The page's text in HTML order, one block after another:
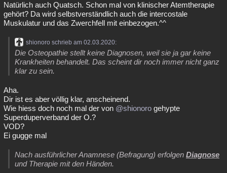
Natürlich auch Quatsch. Schon mal von klinischer Atemtherapie
gehört? Da wird selbstverständlich auch die intercostale
Muskulatur und das Zwerchfell mit einbezogen.^^
shionoro schrieb am 02.03.2020:
Die Osteopathie stellt keine Diagnosen, weil sie ja gar keine
Krankheiten behandelt. Das scheint dir noch immer nicht ganz
klar zu sein.
Aha.
Dir ist es aber völlig klar, anscheinend.
Wie hiess doch noch mal der von @shionoro gehypte
Superduperverband der O.?
VOD?
Ei gugge mal
Nach ausführlicher Anamnese (Befragung) erfolgen Diagnose
und Therapie mit den Händen.